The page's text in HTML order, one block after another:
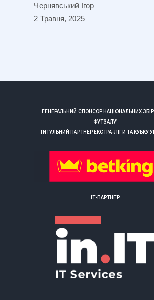
Чернявський Ігор
2 Травня, 2025
ГЕНЕРАЛЬНИЙ СПОНСОР НАЦІОНАЛЬНИХ
ФУТЗАЛУ
ТИТУЛЬНИЙ ПАРТНЕР ЕКСТРА-ЛІГИ ТА КУБКУ
ІТ-ПАРТНЕР